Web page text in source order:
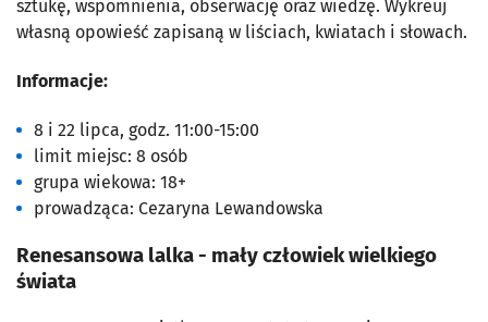
sztukę, wspomnienia, obserwację oraz wiedzę. Wykreuj
własną opowieść zapisaną w liściach, kwiatach i słowach.
Informacje:
8 i 22 lipca, godz. 11:00-15:00
limit miejsc: 8 osób
grupa wiekowa: 18+
prowadząca: Cezaryna Lewandowska
Renesansowa lalka - mały człowiek wielkiego
świata